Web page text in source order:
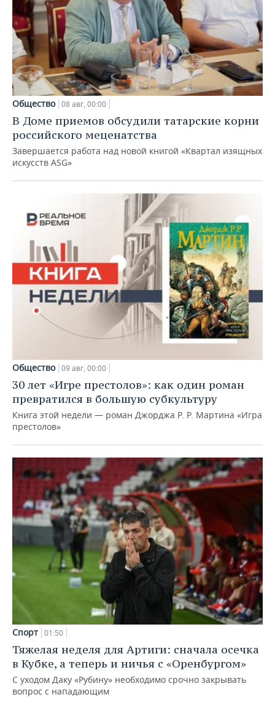
Общество 08 авг, 00:00
В Доме приемов обсудили татарские корни
российского меценатства
Завершается работа над новой книгой «Квартал изящных
искусств ASG»
Общество 09 авг, 00:00
30 лет «Игре престолов»: как один роман
превратился в большую субкультуру
Книга этой недели — роман Джорджа Р. Р. Мартина «Игра
престолов»
Спорт 01:50
Тяжелая неделя для Артиги: сначала осечка
в Кубке, а теперь и ничья с «Оренбургом»
С уходом Даку «Рубину» необходимо срочно закрывать
вопрос с нападающим